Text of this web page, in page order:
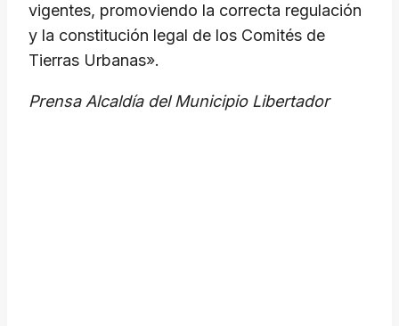
vigentes, promoviendo la correcta regulación
y la constitución legal de los Comités de
Tierras Urbanas».
Prensa Alcaldía del Municipio Libertador